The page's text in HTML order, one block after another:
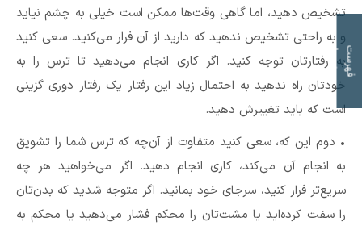
تشخیص دهید، اما گاهی وقت‌ها ممکن است خیلی به چشم نیاید
و به راحتی تشخیص ندهید که دارید از آن فرار می‌کنید. سعی کنید
به رفتار‌تان توجه کنید. اگر کاری انجام می‌دهید تا ترس را به
خود‌تان راه ندهید به احتمال زیاد این رفتار یک رفتار دوری گزینی
است که باید تغییرش دهید.
• دوم این که، سعی کنید متفاوت از آن‌چه که ترس شما را تشویق
به انجام آن می‌کند، کاری انجام دهید. اگر می‌خواهید هر چه
سریع‌تر فرار کنید، سرجای خود بمانید. اگر متوجه شدید که بدن‌تان
را سفت کرده‌اید یا مشت‌تان را محکم فشار می‌دهید یا محکم به
ف
ه
ر
س
ت
م
و
ض
و
ع
ات